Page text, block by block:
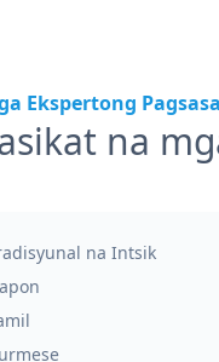
Ekspertong
na
na Intsik